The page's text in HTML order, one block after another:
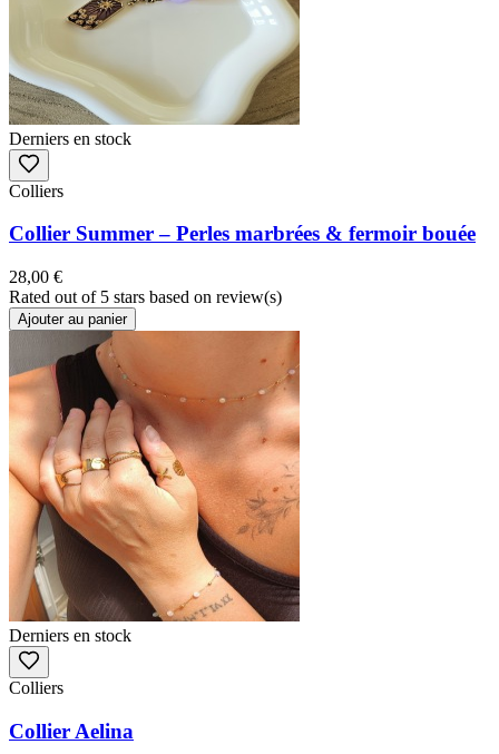
Derniers en stock
Colliers
Collier Summer – Perles marbrées & fermoir bouée
28,00 €
Rated out of 5 stars based on review(s)
Ajouter au panier
Derniers en stock
Colliers
Collier Aelina